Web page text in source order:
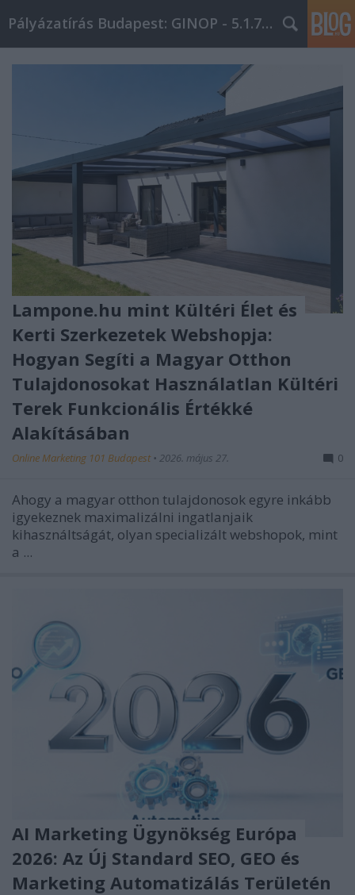
Pályázatírás Budapest: GINOP - 5.1.7 - 17
Lampone.hu mint Kültéri Élet és
Kerti Szerkezetek Webshopja:
Hogyan Segíti a Magyar Otthon
Tulajdonosokat Használatlan Kültéri
Terek Funkcionális Értékké
Alakításában
Online Marketing 101 Budapest • 2026. május 27. 0
Ahogy a magyar otthon tulajdonosok egyre inkább
igyekeznek maximalizálni ingatlanjaik
kihasználtságát, olyan specializált webshopok, mint
a ...
AI Marketing Ügynökség Európa
2026: Az Új Standard SEO, GEO és
Marketing Automatizálás Területén